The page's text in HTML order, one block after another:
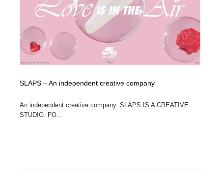
SLAPS – An independent creative company
An independent creative company. SLAPS IS A CREATIVE
STUDIO. FO...